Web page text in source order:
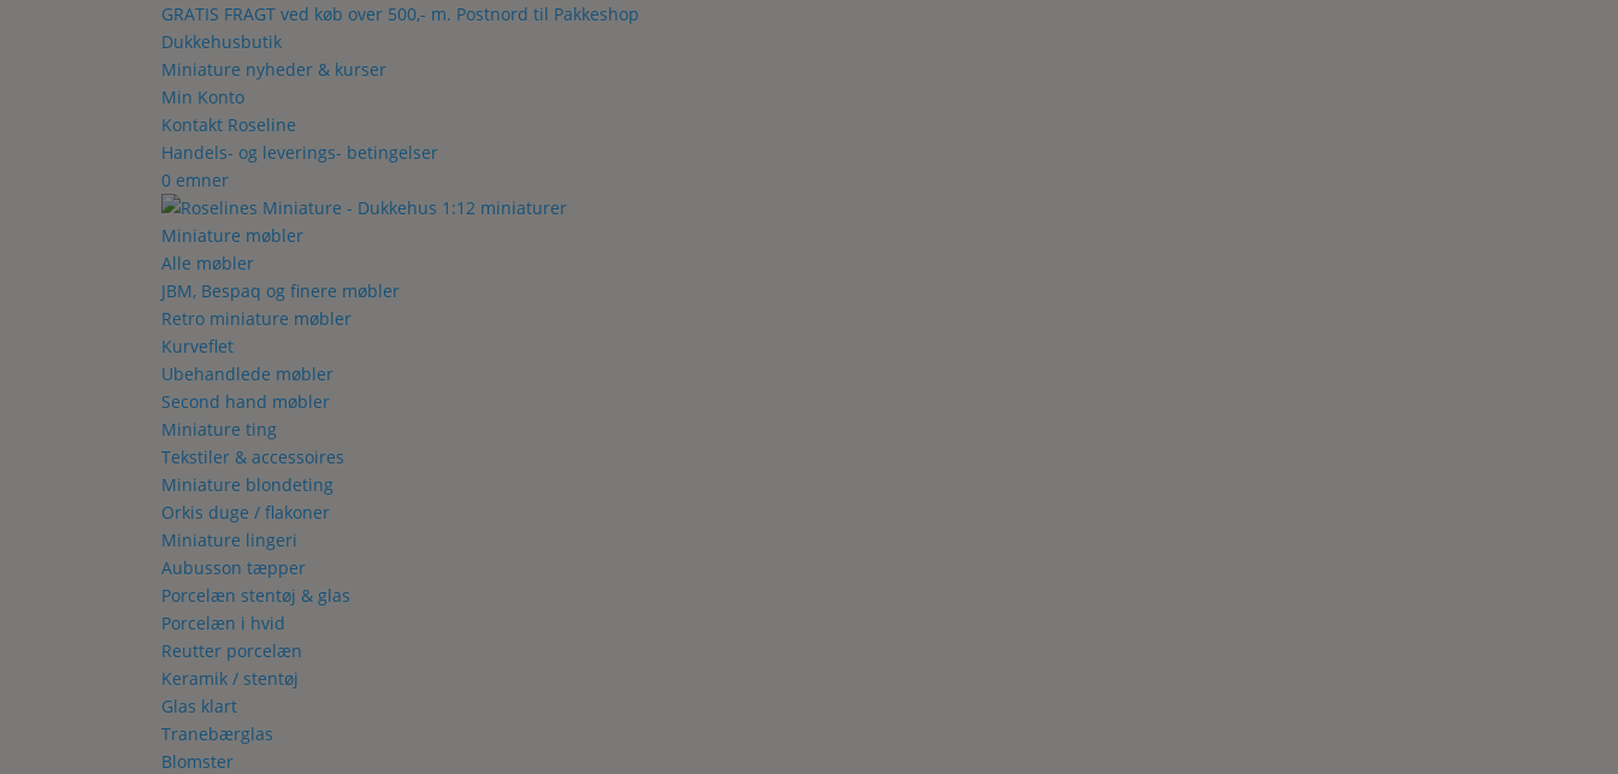
GRATIS FRAGT ved køb over 500,- m. Postnord til Pakkeshop
Dukkehusbutik
Miniature nyheder & kurser
Min Konto
Kontakt Roseline
Handels- og leverings- betingelser
0 emner
Miniature møbler
Alle møbler
JBM, Bespaq og finere møbler
Retro miniature møbler
Kurveflet
Ubehandlede møbler
Second hand møbler
Miniature ting
Tekstiler & accessoires
Miniature blondeting
Orkis duge / flakoner
Miniature lingeri
Aubusson tæpper
Porcelæn stentøj & glas
Porcelæn i hvid
Reutter porcelæn
Keramik / stentøj
Glas klart
Tranebærglas
Blomster